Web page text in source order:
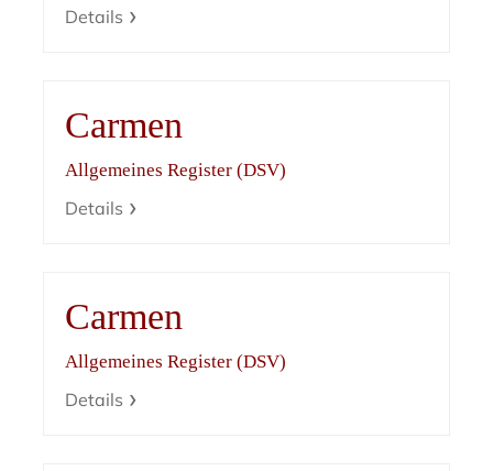
Details
Carmen
Allgemeines Register (DSV)
Details
Carmen
Allgemeines Register (DSV)
Details